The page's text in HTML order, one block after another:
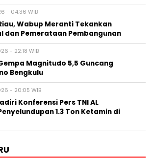
- 04:36 WIB
Wabup Meranti Tekankan
dan Pemerataan Pembangunan
- 22:18 WIB
Magnitudo 5,5 Guncang
Bengkulu
- 20:05 WIB
Konferensi Pers TNI AL
1.3 Ton Ketamin di